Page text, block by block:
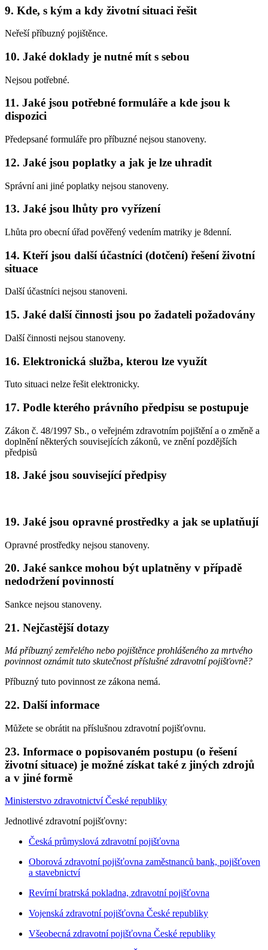
9. Kde, s kým a kdy životní situaci řešit
Neřeší příbuzný pojištěnce.
10. Jaké doklady je nutné mít s sebou
Nejsou potřebné.
11. Jaké jsou potřebné formuláře a kde jsou k
dispozici
Předepsané formuláře pro příbuzné nejsou stanoveny.
12. Jaké jsou poplatky a jak je lze uhradit
Správní ani jiné poplatky nejsou stanoveny.
13. Jaké jsou lhůty pro vyřízení
Lhůta pro obecní úřad pověřený vedením matriky je 8denní.
14. Kteří jsou další účastníci (dotčení) řešení životní
situace
Další účastníci nejsou stanoveni.
15. Jaké další činnosti jsou po žadateli požadovány
Další činnosti nejsou stanoveny.
16. Elektronická služba, kterou lze využít
Tuto situaci nelze řešit elektronicky.
17. Podle kterého právního předpisu se postupuje
Zákon č. 48/1997 Sb., o veřejném zdravotním pojištění a o změně a
doplnění některých souvisejících zákonů, ve znění pozdějších
předpisů
18. Jaké jsou související předpisy
19. Jaké jsou opravné prostředky a jak se uplatňují
Opravné prostředky nejsou stanoveny.
20. Jaké sankce mohou být uplatněny v případě
nedodržení povinností
Sankce nejsou stanoveny.
21. Nejčastější dotazy
Má příbuzný zemřelého nebo pojištěnce prohlášeného za mrtvého
povinnost oznámit tuto skutečnost příslušné zdravotní pojišťovně?
Příbuzný tuto povinnost ze zákona nemá.
22. Další informace
Můžete se obrátit na příslušnou zdravotní pojišťovnu.
23. Informace o popisovaném postupu (o řešení
životní situace) je možné získat také z jiných zdrojů
a v jiné formě
Ministerstvo zdravotnictví České republiky
Jednotlivé zdravotní pojišťovny:
Česká průmyslová zdravotní pojišťovna
Oborová zdravotní pojišťovna zaměstnanců bank, pojišťoven
a stavebnictví
Revírní bratrská pokladna, zdravotní pojišťovna
Vojenská zdravotní pojišťovna České republiky
Všeobecná zdravotní pojišťovna České republiky